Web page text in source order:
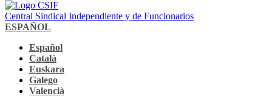
Central Sindical Independiente y de Funcionarios
ESPAÑOL
Español
Català
Euskara
Galego
Valencià